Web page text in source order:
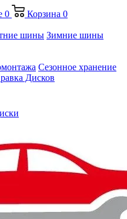
0 Корзина 0
шины Зимние шины
Сезонное хранение
Дисков